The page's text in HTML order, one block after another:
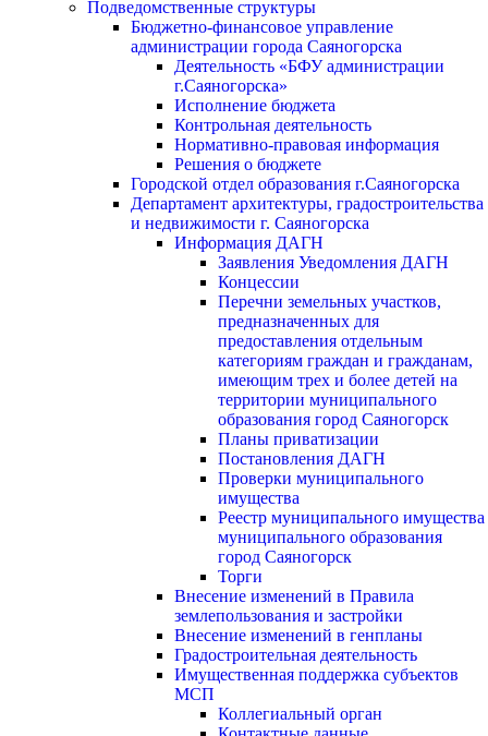
Подведомственные структуры
Бюджетно-финансовое управление
администрации города Саяногорска
Деятельность «БФУ администрации
г.Саяногорска»
Исполнение бюджета
Контрольная деятельность
Нормативно-правовая информация
Решения о бюджете
Городской отдел образования г.Саяногорска
Департамент архитектуры, градостроительства
и недвижимости г. Саяногорска
Информация ДАГН
Заявления Уведомления ДАГН
Концессии
Перечни земельных участков,
предназначенных для
предоставления отдельным
категориям граждан и гражданам,
имеющим трех и более детей на
территории муниципального
образования город Саяногорск
Планы приватизации
Постановления ДАГН
Проверки муниципального
имущества
Реестр муниципального имущества
муниципального образования
город Саяногорск
Торги
Внесение изменений в Правила
землепользования и застройки
Внесение изменений в генпланы
Градостроительная деятельность
Имущественная поддержка субъектов
МСП
Коллегиальный орган